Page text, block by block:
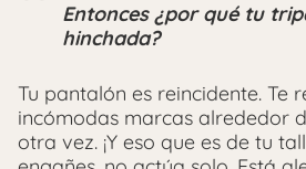
Entonces ¿por qué tu
hinchada?
Tu pantalón es reincidente. Te
incómodas marcas alrededor
otra vez. ¡Y eso que es de tu